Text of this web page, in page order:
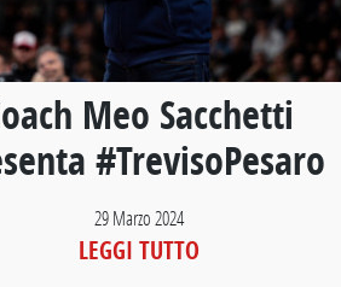
Meo Sacchetti
#TrevisoPesaro
29 Marzo 2024
LEGGI TUTTO